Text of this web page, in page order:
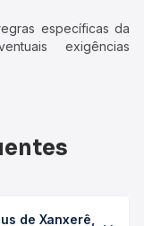
específicas da
exigências
de Xanxerê,